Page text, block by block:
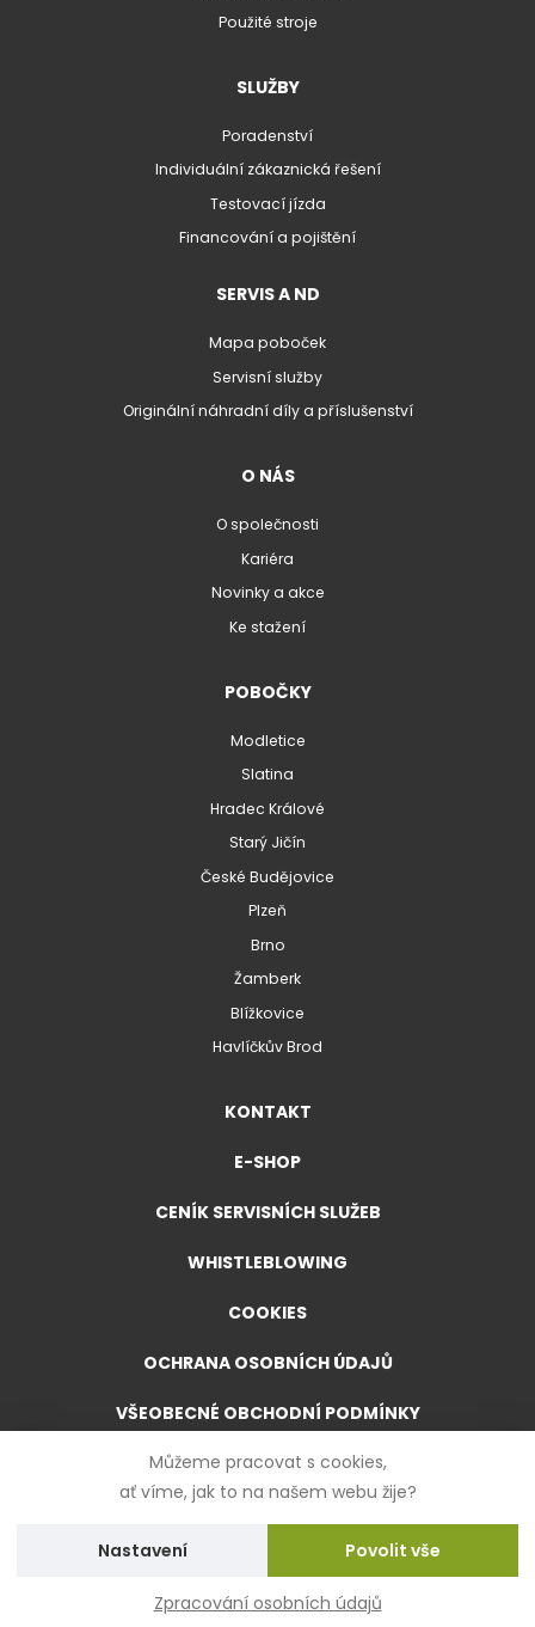
Můžeme pracovat s cookies,
ať víme, jak to na našem webu žije?
Nastavení
Zpracování osobních údajů
Použité stroje
SLUŽBY
Poradenství
Individuální zákaznická řešení
Testovací jízda
Financování a pojištění
SERVIS A ND
Mapa poboček
Servisní služby
Originální náhradní díly a příslušenství
O NÁS
O společnosti
Kariéra
Novinky a akce
Ke stažení
POBOČKY
Modletice
Slatina
Hradec Králové
Starý Jičín
České Budějovice
Plzeň
Brno
Žamberk
Blížkovice
Havlíčkův Brod
KONTAKT
E-SHOP
CENÍK SERVISNÍCH SLUŽEB
WHISTLEBLOWING
COOKIES
OCHRANA OSOBNÍCH ÚDAJŮ
VŠEOBECNÉ OBCHODNÍ PODMÍNKY
VŠEOBECNÉ OBCHODNÍ PODMÍNKY PRO E-SHOP
Created byUVM